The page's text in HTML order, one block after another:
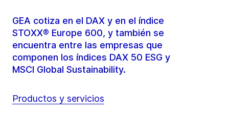
GEA cotiza en el DAX y en el índice
STOXX® Europe 600, y también se
encuentra entre las empresas que
componen los índices DAX 50 ESG y
MSCI Global Sustainability.
Productos y servicios